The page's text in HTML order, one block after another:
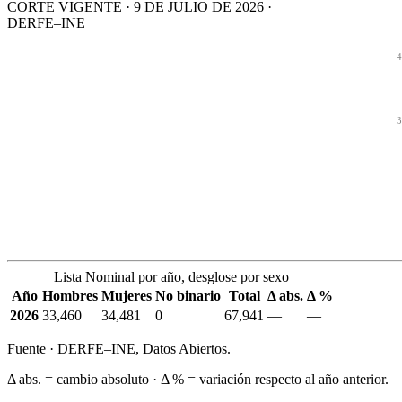
CORTE VIGENTE · 9 DE JULIO DE 2026 ·
DERFE–INE
Lista Nominal por año, desglose por sexo
Año Hombres Mujeres No binario Total Δ abs. Δ %
2026 33,460 34,481 0 67,941 — —
Fuente · DERFE–INE, Datos Abiertos.
Δ abs. = cambio absoluto · Δ % = variación respecto al año anterior.